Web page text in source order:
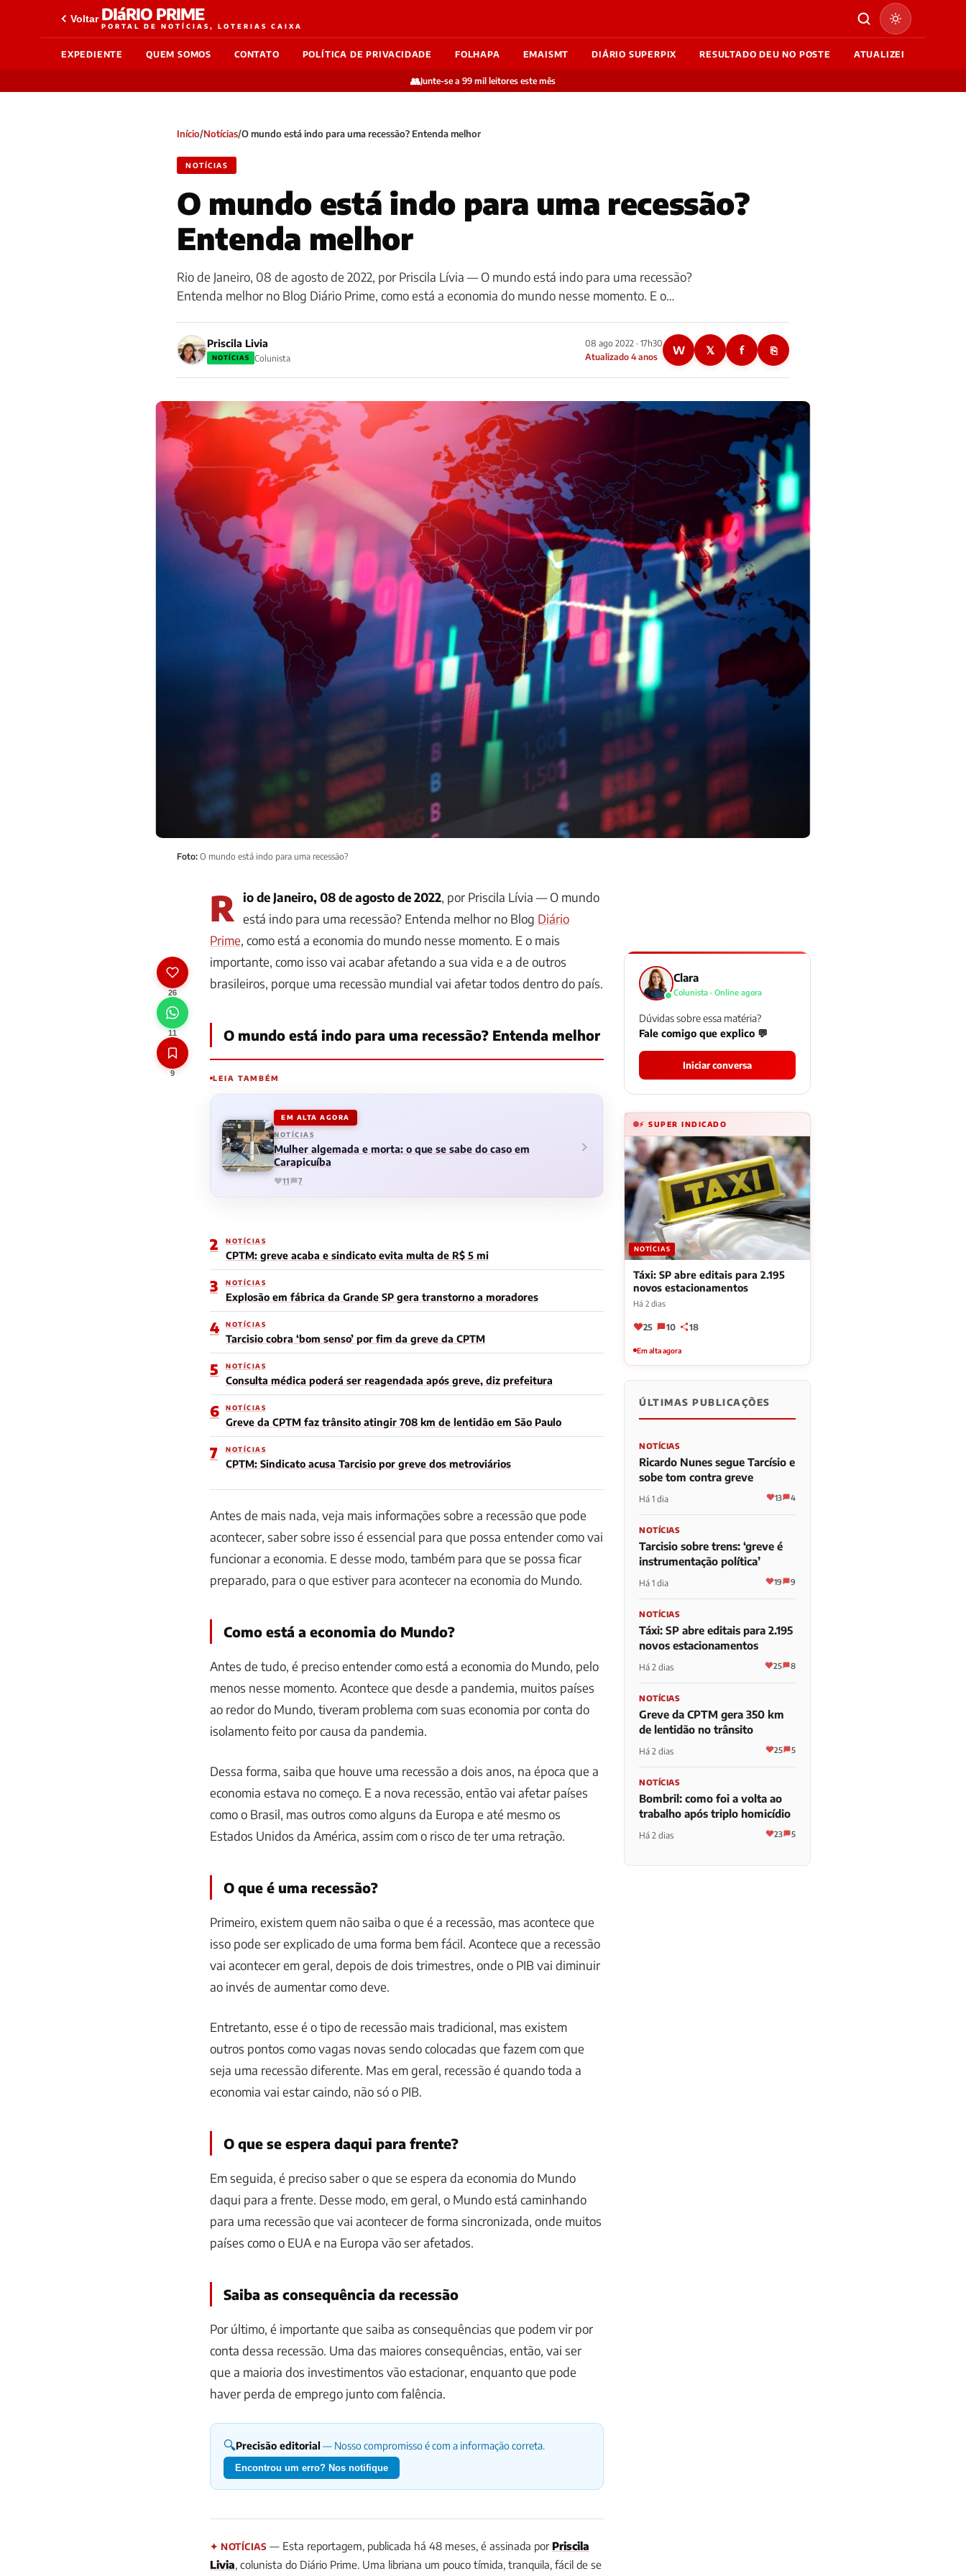
Voltar DIáRIO PRIME
PORTAL DE NOTÍCIAS, LOTERIAS CAIXA
EXPEDIENTE QUEM SOMOS CONTATO POLÍTICA DE PRIVACIDADE FOLHAPA EMAISMT DIÁRIO SUPERPIX RESULTADO DEU NO POSTE ATUALIZEI
👥Junte-se a 99 mil leitores este mês
Início/Notícias/O mundo está indo para uma recessão? Entenda melhor
NOTÍCIAS
O mundo está indo para uma recessão?
Entenda melhor
Rio de Janeiro, 08 de agosto de 2022, por Priscila Lívia — O mundo está indo para uma recessão?
Entenda melhor no Blog Diário Prime, como está a economia do mundo nesse momento. E o…
Priscila Livia
NOTÍCIAS Colunista
08 ago 2022 · 17h30
Atualizado 4 anos
W 𝕏 f ⎘
Foto: O mundo está indo para uma recessão?
26
11
9
R io de Janeiro, 08 de agosto de 2022, por Priscila Lívia — O mundo
está indo para uma recessão? Entenda melhor no Blog Diário
Prime, como está a economia do mundo nesse momento. E o mais
importante, como isso vai acabar afetando a sua vida e a de outros
brasileiros, porque uma recessão mundial vai afetar todos dentro do país.
O mundo está indo para uma recessão? Entenda melhor
LEIA TAMBÉM
EM ALTA AGORA
NOTÍCIAS
Mulher algemada e morta: o que se sabe do caso em
Carapicuíba
11 7
2 NOTÍCIAS
CPTM: greve acaba e sindicato evita multa de R$ 5 mi
3 NOTÍCIAS
Explosão em fábrica da Grande SP gera transtorno a moradores
4 NOTÍCIAS
Tarcisio cobra ‘bom senso’ por fim da greve da CPTM
5 NOTÍCIAS
Consulta médica poderá ser reagendada após greve, diz prefeitura
6 NOTÍCIAS
Greve da CPTM faz trânsito atingir 708 km de lentidão em São Paulo
7 NOTÍCIAS
CPTM: Sindicato acusa Tarcisio por greve dos metroviários
Antes de mais nada, veja mais informações sobre a recessão que pode
acontecer, saber sobre isso é essencial para que possa entender como vai
funcionar a economia. E desse modo, também para que se possa ficar
preparado, para o que estiver para acontecer na economia do Mundo.
Como está a economia do Mundo?
Antes de tudo, é preciso entender como está a economia do Mundo, pelo
menos nesse momento. Acontece que desde a pandemia, muitos países
ao redor do Mundo, tiveram problema com suas economia por conta do
isolamento feito por causa da pandemia.
Dessa forma, saiba que houve uma recessão a dois anos, na época que a
economia estava no começo. E a nova recessão, então vai afetar países
como o Brasil, mas outros como alguns da Europa e até mesmo os
Estados Unidos da América, assim com o risco de ter uma retração.
O que é uma recessão?
Primeiro, existem quem não saiba o que é a recessão, mas acontece que
isso pode ser explicado de uma forma bem fácil. Acontece que a recessão
vai acontecer em geral, depois de dois trimestres, onde o PIB vai diminuir
ao invés de aumentar como deve.
Entretanto, esse é o tipo de recessão mais tradicional, mas existem
outros pontos como vagas novas sendo colocadas que fazem com que
seja uma recessão diferente. Mas em geral, recessão é quando toda a
economia vai estar caindo, não só o PIB.
O que se espera daqui para frente?
Em seguida, é preciso saber o que se espera da economia do Mundo
daqui para a frente. Desse modo, em geral, o Mundo está caminhando
para uma recessão que vai acontecer de forma sincronizada, onde muitos
países como o EUA e na Europa vão ser afetados.
Saiba as consequência da recessão
Por último, é importante que saiba as consequências que podem vir por
conta dessa recessão. Uma das maiores consequências, então, vai ser
que a maioria dos investimentos vão estacionar, enquanto que pode
haver perda de emprego junto com falência.
🔍Precisão editorial — Nosso compromisso é com a informação correta.
Encontrou um erro? Nos notifique
✦ NOTÍCIAS — Esta reportagem, publicada há 48 meses, é assinada por Priscila
Livia, colunista do Diário Prime. Uma libriana um pouco tímida, tranquila, fácil de se
Clara
Colunista · Online agora
Dúvidas sobre essa matéria?
Fale comigo que explico 💬
Iniciar conversa
⚡ SUPER INDICADO
NOTÍCIAS
Táxi: SP abre editais para 2.195
novos estacionamentos
Há 2 dias
25 10 18
Em alta agora
ÚLTIMAS PUBLICAÇÕES
NOTÍCIAS
Ricardo Nunes segue Tarcísio e
sobe tom contra greve
Há 1 dia 13 4
NOTÍCIAS
Tarcisio sobre trens: ‘greve é
instrumentação política’
Há 1 dia 19 9
NOTÍCIAS
Táxi: SP abre editais para 2.195
novos estacionamentos
Há 2 dias 25 8
NOTÍCIAS
Greve da CPTM gera 350 km
de lentidão no trânsito
Há 2 dias 25 5
NOTÍCIAS
Bombril: como foi a volta ao
trabalho após triplo homicídio
Há 2 dias 23 5